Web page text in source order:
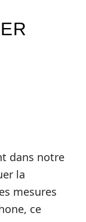
dans notre
la
mesures
ce